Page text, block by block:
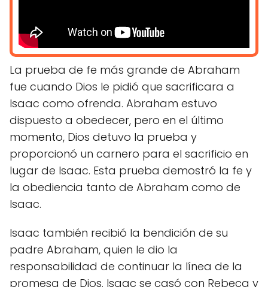
La prueba de fe más grande de Abraham
fue cuando Dios le pidió que sacrificara a
Isaac como ofrenda. Abraham estuvo
dispuesto a obedecer, pero en el último
momento, Dios detuvo la prueba y
proporcionó un carnero para el sacrificio en
lugar de Isaac. Esta prueba demostró la fe y
la obediencia tanto de Abraham como de
Isaac.
Isaac también recibió la bendición de su
padre Abraham, quien le dio la
responsabilidad de continuar la línea de la
promesa de Dios. Isaac se casó con Rebeca y